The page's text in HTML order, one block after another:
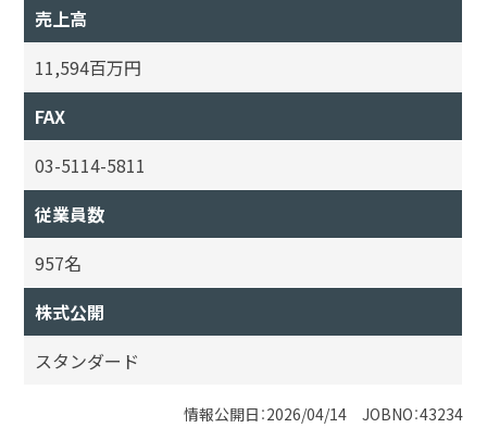
売上高
11,594百万円
FAX
03-5114-5811
従業員数
957名
株式公開
スタンダード
情報公開日：2026/04/14 JOBNO：43234